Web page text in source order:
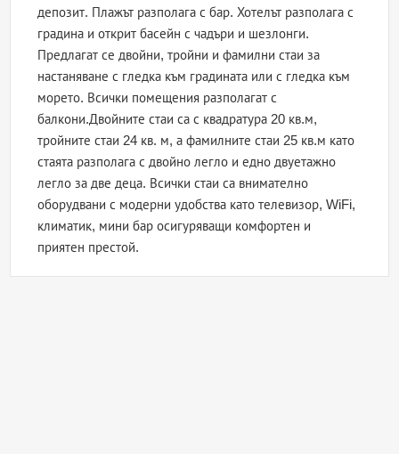
депозит. Плажът разполага с бар. Хотелът разполага с
градина и открит басейн с чадъри и шезлонги.
Предлагат се двойни, тройни и фамилни стаи за
настаняване с гледка към градината или с гледка към
морето. Всички помещения разполагат с
балкони.Двойните стаи са с квадратура 20 кв.м,
тройните стаи 24 кв. м, а фамилните стаи 25 кв.м като
стаята разполага с двойно легло и едно двуетажно
легло за две деца. Всички стаи са внимателно
оборудвани с модерни удобства като телевизор, WiFi,
климатик, мини бар осигуряващи комфортен и
приятен престой.